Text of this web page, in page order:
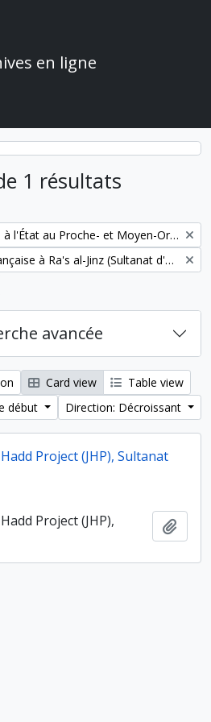
en ligne
1 résultats
Serge Cleuziou. Du village à l'État au Proche- et Moyen-Orient
Mission archéologique française à Ra's al-Jinz (Sultanat d'Oman)
avancée
Card view
Table view
début
Direction: Décroissant
Project (JHP), Sultanat
Project (JHP),